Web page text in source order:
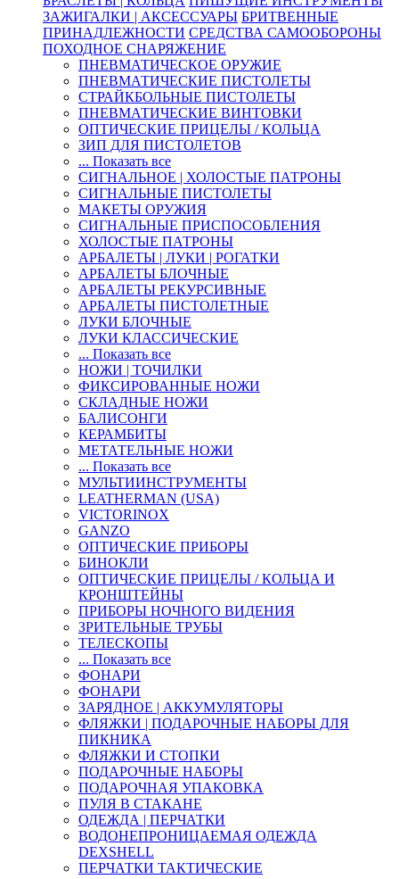
ЗАЖИГАЛКИ | АКСЕССУАРЫ БРИТВЕННЫЕ
ПРИНАДЛЕЖНОСТИ СРЕДСТВА САМООБОРОНЫ
ПОХОДНОЕ СНАРЯЖЕНИЕ
ПНЕВМАТИЧЕСКОЕ ОРУЖИЕ
ПНЕВМАТИЧЕСКИЕ ПИСТОЛЕТЫ
СТРАЙКБОЛЬНЫЕ ПИСТОЛЕТЫ
ПНЕВМАТИЧЕСКИЕ ВИНТОВКИ
ОПТИЧЕСКИЕ ПРИЦЕЛЫ / КОЛЬЦА
ЗИП ДЛЯ ПИСТОЛЕТОВ
... Показать все
СИГНАЛЬНОЕ | ХОЛОСТЫЕ ПАТРОНЫ
СИГНАЛЬНЫЕ ПИСТОЛЕТЫ
МАКЕТЫ ОРУЖИЯ
СИГНАЛЬНЫЕ ПРИСПОСОБЛЕНИЯ
ХОЛОСТЫЕ ПАТРОНЫ
АРБАЛЕТЫ | ЛУКИ | РОГАТКИ
АРБАЛЕТЫ БЛОЧНЫЕ
АРБАЛЕТЫ РЕКУРСИВНЫЕ
АРБАЛЕТЫ ПИСТОЛЕТНЫЕ
ЛУКИ БЛОЧНЫЕ
ЛУКИ КЛАССИЧЕСКИЕ
... Показать все
НОЖИ | ТОЧИЛКИ
ФИКСИРОВАННЫЕ НОЖИ
СКЛАДНЫЕ НОЖИ
БАЛИСОНГИ
КЕРАМБИТЫ
МЕТАТЕЛЬНЫЕ НОЖИ
... Показать все
МУЛЬТИИНСТРУМЕНТЫ
LEATHERMAN (USA)
VICTORINOX
GANZO
ОПТИЧЕСКИЕ ПРИБОРЫ
БИНОКЛИ
ОПТИЧЕСКИЕ ПРИЦЕЛЫ / КОЛЬЦА И
КРОНШТЕЙНЫ
ПРИБОРЫ НОЧНОГО ВИДЕНИЯ
ЗРИТЕЛЬНЫЕ ТРУБЫ
ТЕЛЕСКОПЫ
... Показать все
ФОНАРИ
ФОНАРИ
ЗАРЯДНОЕ | АККУМУЛЯТОРЫ
ФЛЯЖКИ | ПОДАРОЧНЫЕ НАБОРЫ ДЛЯ
ПИКНИКА
ФЛЯЖКИ И СТОПКИ
ПОДАРОЧНЫЕ НАБОРЫ
ПОДАРОЧНАЯ УПАКОВКА
ПУЛЯ В СТАКАНЕ
ОДЕЖДА | ПЕРЧАТКИ
ВОДОНЕПРОНИЦАЕМАЯ ОДЕЖДА
DEXSHELL
ПЕРЧАТКИ ТАКТИЧЕСКИЕ